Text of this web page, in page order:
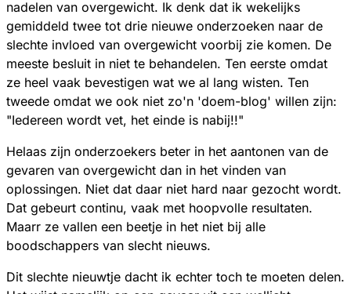
nadelen van overgewicht. Ik denk dat ik wekelijks
gemiddeld twee tot drie nieuwe onderzoeken naar de
slechte invloed van overgewicht voorbij zie komen. De
meeste besluit in niet te behandelen. Ten eerste omdat
ze heel vaak bevestigen wat we al lang wisten. Ten
tweede omdat we ook niet zo'n 'doem-blog' willen zijn:
"Iedereen wordt vet, het einde is nabij!!"
Helaas zijn onderzoekers beter in het aantonen van de
gevaren van overgewicht dan in het vinden van
oplossingen. Niet dat daar niet hard naar gezocht wordt.
Dat gebeurt continu, vaak met hoopvolle resultaten.
Maarr ze vallen een beetje in het niet bij alle
boodschappers van slecht nieuws.
Dit slechte nieuwtje dacht ik echter toch te moeten delen.